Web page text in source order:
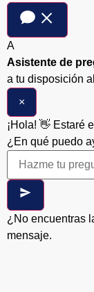
A
Asistente de
a tu disposición
×
¡Hola! 👋 Estaré
¿En qué puedo
¿No encuentras
mensaje.